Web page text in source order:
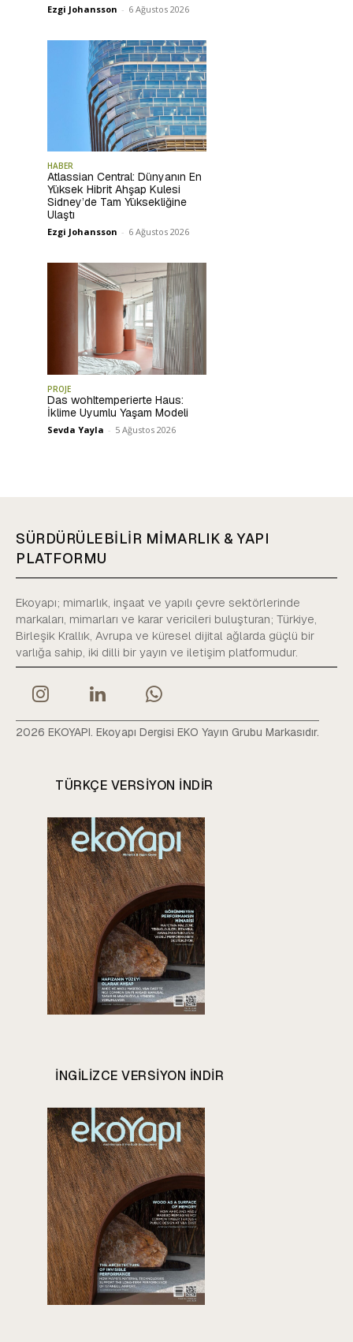
Ezgi Johansson - 6 Ağustos 2026
HABER
Atlassian Central: Dünyanın En
Yüksek Hibrit Ahşap Kulesi
Sidney’de Tam Yüksekliğine
Ulaştı
Ezgi Johansson - 6 Ağustos 2026
PROJE
Das wohltemperierte Haus:
İklime Uyumlu Yaşam Modeli
Sevda Yayla - 5 Ağustos 2026
SÜRDÜRÜLEBİLİR MİMARLIK & YAPI
PLATFORMU
Ekoyapı; mimarlık, inşaat ve yapılı çevre sektörlerinde
markaları, mimarları ve karar vericileri buluşturan; Türkiye,
Birleşik Krallık, Avrupa ve küresel dijital ağlarda güçlü bir
varlığa sahip, iki dilli bir yayın ve iletişim platformudur.
2026 EKOYAPI. Ekoyapı Dergisi EKO Yayın Grubu Markasıdır.
TÜRKÇE VERSIYON INDIR
INGILIZCE VERSIYON INDIR